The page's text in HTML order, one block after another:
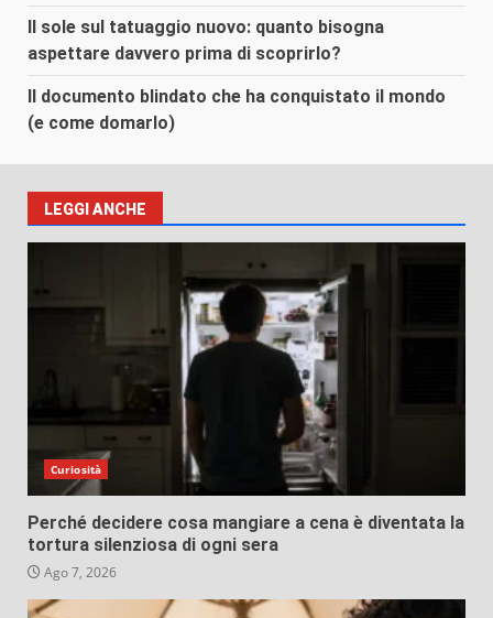
Il sole sul tatuaggio nuovo: quanto bisogna
aspettare davvero prima di scoprirlo?
Il documento blindato che ha conquistato il mondo
(e come domarlo)
LEGGI ANCHE
Curiosità
Perché decidere cosa mangiare a cena è diventata la
tortura silenziosa di ogni sera
Ago 7, 2026